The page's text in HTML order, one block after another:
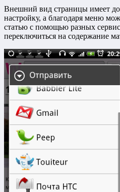
Внешний вид страницы имеет
настройку, а благодаря меню
статью с помощью разных
переключиться на содержание